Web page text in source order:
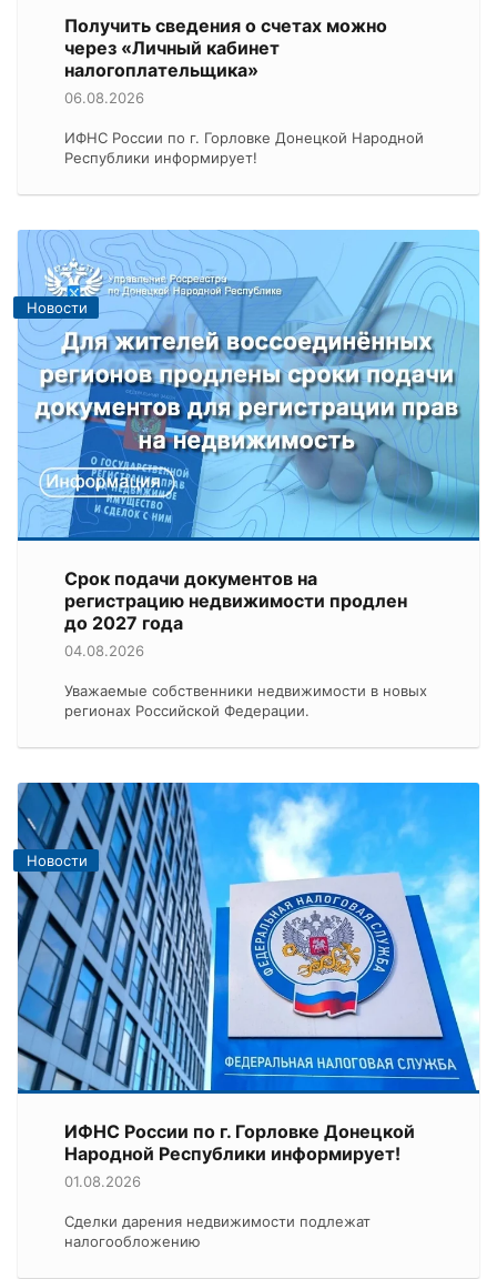
Получить сведения о счетах можно
через «Личный кабинет
налогоплательщика»
06.08.2026
ИФНС России по г. Горловке Донецкой Народной
Республики информирует!
Новости
Срок подачи документов на
регистрацию недвижимости продлен
до 2027 года
04.08.2026
Уважаемые собственники недвижимости в новых
регионах Российской Федерации.
Новости
ИФНС России по г. Горловке Донецкой
Народной Республики информирует!
01.08.2026
Сделки дарения недвижимости подлежат
налогообложению